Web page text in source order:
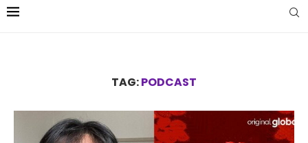
TAG:PODCAST